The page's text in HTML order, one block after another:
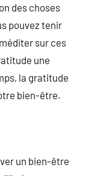
des choses
pouvez tenir
sur ces
une
la gratitude
bien-être.
un bien-être